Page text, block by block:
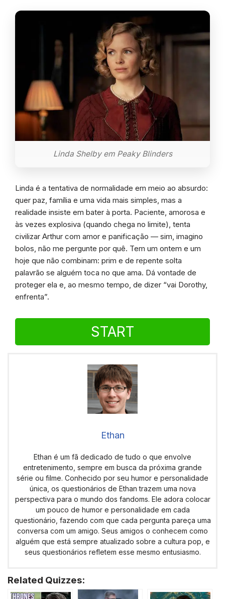
Linda Shelby em Peaky Blinders
Linda é a tentativa de normalidade em meio ao absurdo:
quer paz, família e uma vida mais simples, mas a
realidade insiste em bater à porta. Paciente, amorosa e
às vezes explosiva (quando chega no limite), tenta
civilizar Arthur com amor e panificação — sim, imagino
bolos, não me pergunte por quê. Tem um ontem e um
hoje que não combinam: prim e de repente solta
palavrão se alguém toca no que ama. Dá vontade de
proteger ela e, ao mesmo tempo, de dizer “vai Dorothy,
enfrenta”.
START
Ethan
Ethan é um fã dedicado de tudo o que envolve
entretenimento, sempre em busca da próxima grande
série ou filme. Conhecido por seu humor e personalidade
única, os questionários de Ethan trazem uma nova
perspectiva para o mundo dos fandoms. Ele adora colocar
um pouco de humor e personalidade em cada
questionário, fazendo com que cada pergunta pareça uma
conversa com um amigo. Seus amigos o conhecem como
alguém que está sempre atualizado sobre a cultura pop, e
seus questionários refletem esse mesmo entusiasmo.
Related Quizzes: